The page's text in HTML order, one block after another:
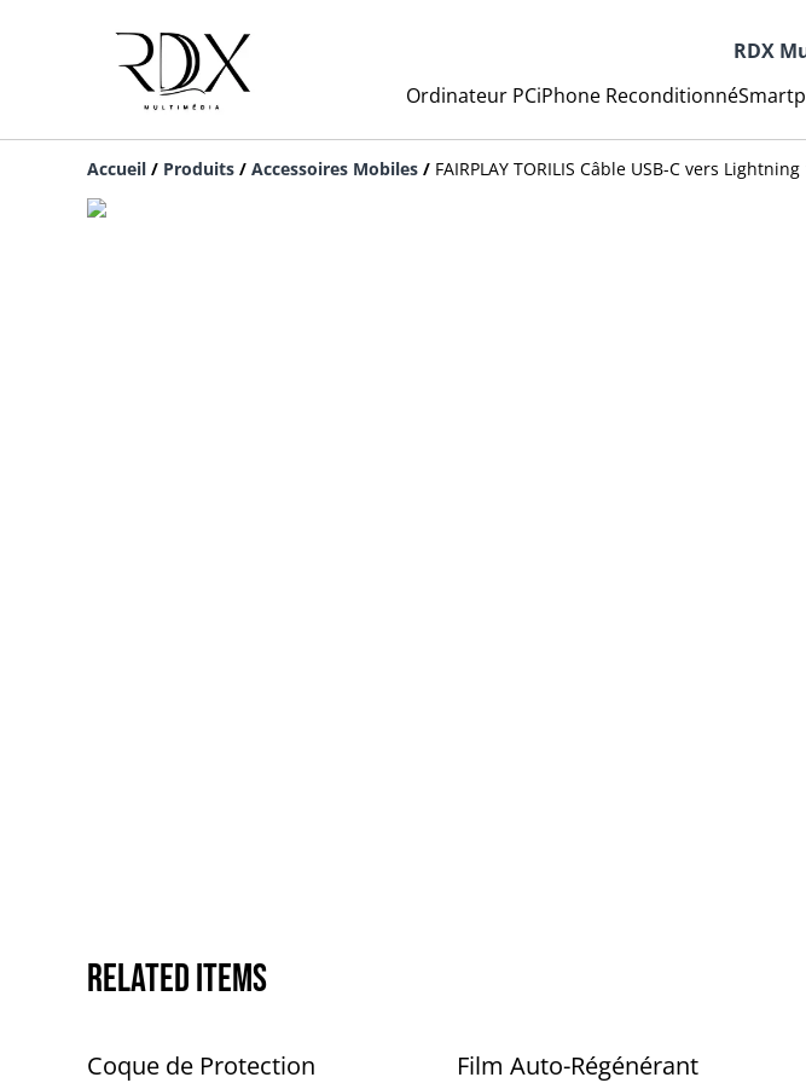
RDX
Ordinateur PCiPhone Reconditionné
Accueil / Produits / Accessoires Mobiles / FAIRPLAY TORILIS Câble USB-C vers
Related items
Coque de Protection
Film Auto-Régénérant